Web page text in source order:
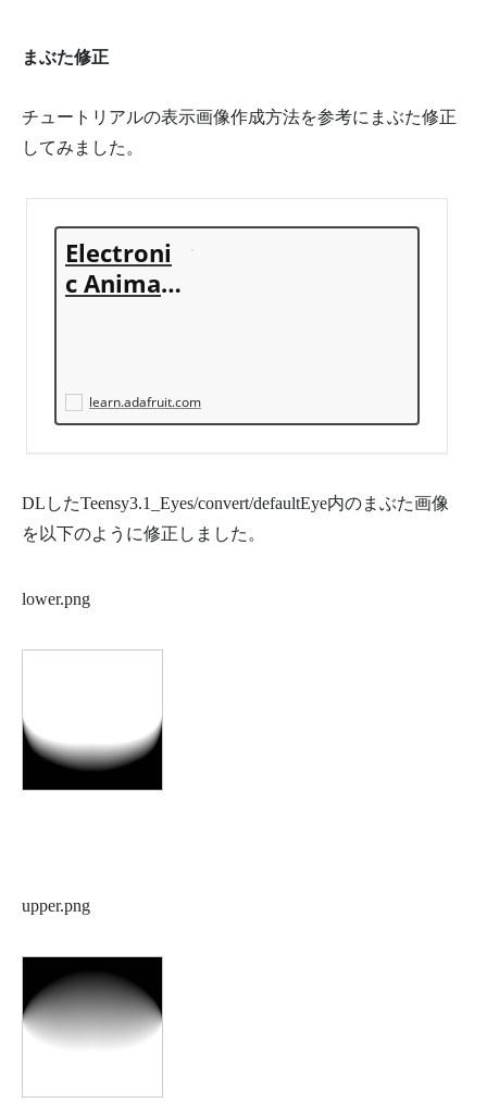
まぶた修正
チュートリアルの表示画像作成方法を参考にまぶた修正
してみました。
Electroni
c Animat
learn.adafruit.com
DLしたTeensy3.1_Eyes/convert/defaultEye内のまぶた画像
を以下のように修正しました。
lower.png
upper.png